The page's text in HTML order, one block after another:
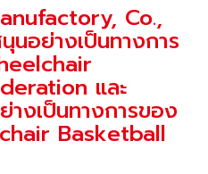
Co.,
นอย่างเป็นทางการ
และ
งเป็นทางการของ
Basketball